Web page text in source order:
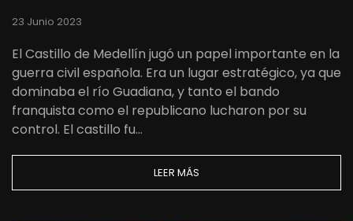
23 Junio 2023
El Castillo de Medellín jugó un papel importante en la
guerra civil española. Era un lugar estratégico, ya que
dominaba el río Guadiana, y tanto el bando
franquista como el republicano lucharon por su
control. El castillo fu…
LEER MÁS